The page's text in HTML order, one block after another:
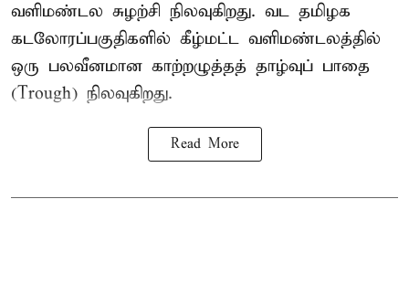
வளிமண்டல சுழற்சி நிலவுகிறது. வட தமிழக
கடலோரப்பகுதிகளில் கீழ்மட்ட வளிமண்டலத்தில்
ஒரு பலவீனமான காற்றழுத்தத் தாழ்வுப் பாதை
(Trough) நிலவுகிறது.
Read More